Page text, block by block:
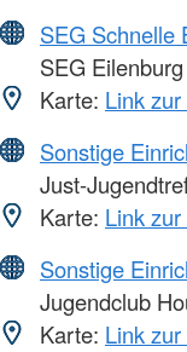
SEG Schnelle
SEG Eilenburg
Karte: Link
Sonstige
Just-
Karte: Link
Sonstige
Jugendclub
Karte: Link